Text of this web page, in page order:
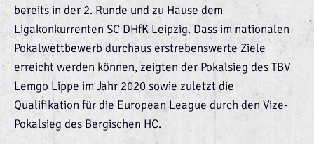
bereits in der 2. Runde und zu Hause dem
Ligakonkurrenten SC DHfK Leipzig. Dass im nationalen
Pokalwettbewerb durchaus erstrebenswerte Ziele
erreicht werden können, zeigten der Pokalsieg des TBV
Lemgo Lippe im Jahr 2020 sowie zuletzt die
Qualifikation für die European League durch den Vize-
Pokalsieg des Bergischen HC.